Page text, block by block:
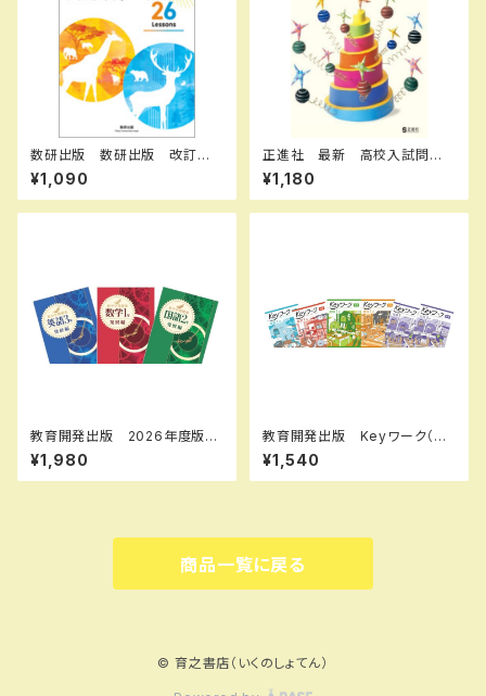
数研出版 数研出版 改訂版 E
ARTHRISE English Logic an
d Expression I レッスンブック
Grammar in 26 Lessons
GW5KFFHH SKU：004018
755
¥1,090
正進社 最新 高校入試問題
集 数学 2027年春受験用
新品完全セット ISBN： ISBN
-10： SKU：004000589
¥1,180
教育開発出版 2026年度版
新中学問題集 数学 中1～3
発展編 各学年（選択くださ
い） 新品完全セット
¥1,980
教育開発出版 Keyワーク（キ
ーワーク） 地理 I,II 歴史 I,II
（ご選択ください） 2026年度
版 新品完全セット ISBN な
¥1,540
商品一覧に戻る
© 育之書店（いくのしょてん）